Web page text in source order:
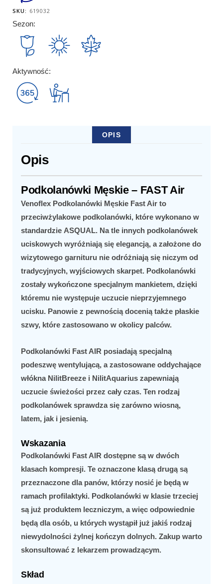
FAST
SKU: 619032
Sezon:
Aktywność:
OPIS
Opis
Podkolanówki Męskie – FAST Air
Venoflex Podkolanówki Męskie Fast Air to
przeciwżylakowe podkolanówki, które wykonano w
standardzie ASQUAL. Na tle innych podkolanówek
uciskowych wyróżniają się elegancją, a założone do
wizytowego garnituru nie odróżniają się niczym od
tradycyjnych, wyjściowych skarpet. Podkolanówki
zostały wykończone specjalnym mankietem, dzięki
któremu nie występuje uczucie nieprzyjemnego
ucisku. Panowie z pewnością docenią także płaskie
szwy, które zastosowano w okolicy palców.
Podkolanówki Fast AIR posiadają specjalną
podeszwę wentylującą, a zastosowane oddychające
włókna NilitBreeze i NilitAquarius zapewniają
uczucie świeżości przez cały czas. Ten rodzaj
podkolanówek sprawdza się zarówno wiosną,
latem, jak i jesienią.
Wskazania
Podkolanówki Fast AIR dostępne są w dwóch
klasach kompresji. Te oznaczone klasą drugą są
przeznaczone dla panów, którzy nosić je będą w
ramach profilaktyki. Podkolanówki w klasie trzeciej
są już produktem leczniczym, a więc odpowiednie
będą dla osób, u których wystąpił już jakiś rodzaj
niewydolności żylnej kończyn dolnych. Zakup warto
skonsultować z lekarzem prowadzącym.
Skład